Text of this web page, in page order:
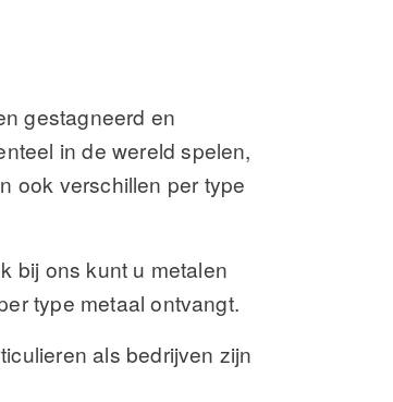
gestagneerd en
in de wereld spelen,
ook verschillen per type
bij ons kunt u metalen
type metaal ontvangt.
als bedrijven zijn